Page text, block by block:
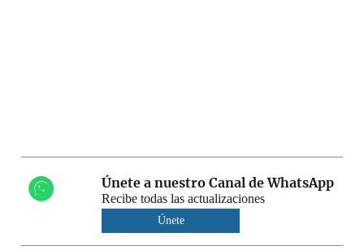
Únete a nuestro Canal de WhatsApp
Recibe todas las actualizaciones
Únete